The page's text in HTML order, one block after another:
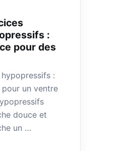
:
pour des
:
un ventre
douce et
un …